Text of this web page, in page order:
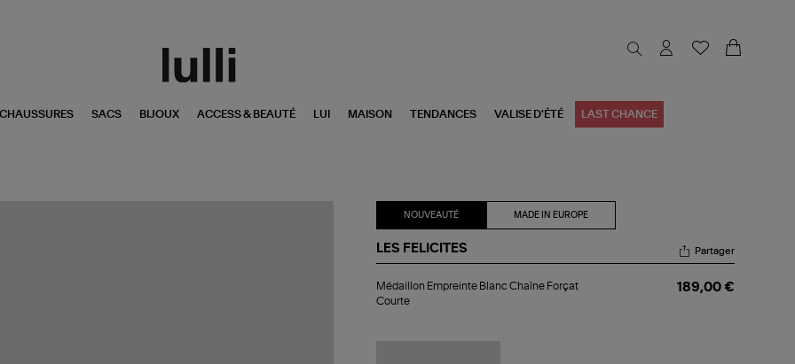
CHAUSSURES SACS BIJOUX ACCESS & BEAUTÉ LUI MAISON TENDANCES VALISE D'ÉTÉ LAST CHANCE
NOUVEAUTÉ MADE IN EUROPE
LES FELICITES
Empreinte
Blanc
Partager
Médaillon Empreinte Blanc Chaîne Forçat
Courte
189,00 €